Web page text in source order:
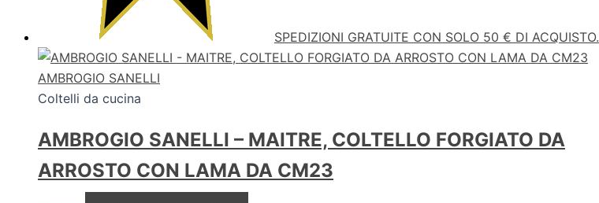
SPEDIZIONI GRATUITE CON SOLO 50 € DI ACQUISTO.
AMBROGIO SANELLI
Coltelli da cucina
AMBROGIO SANELLI – MAITRE, COLTELLO FORGIATO DA
ARROSTO CON LAMA DA CM23